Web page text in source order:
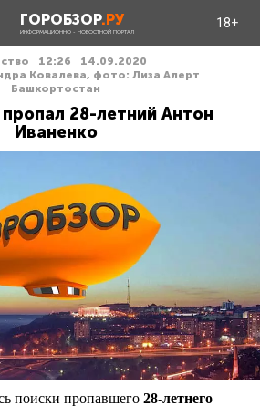
ГОРОБЗОР.РУ
ИНФОРМАЦИОННО - НОВОСТНОЙ ПОРТАЛ
18+
12:26
14.09.2020
Ковалева, фото: Лиза Алерт
Башкортостан
28-летний Антон
Иваненко
поиски пропавшего 28-летнего